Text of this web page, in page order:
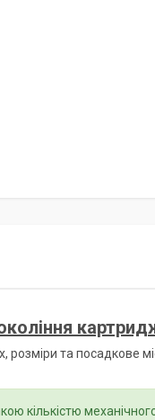
розміри та посадкове
кількістю